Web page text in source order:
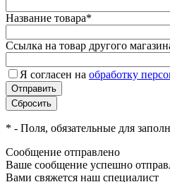
Название товара*
Ссылка на товар другого
Я согласен на обработку
* - Поля, обязательные для
Сообщение отправлено
Ваше сообщение успешно
Вами свяжется наш специалист